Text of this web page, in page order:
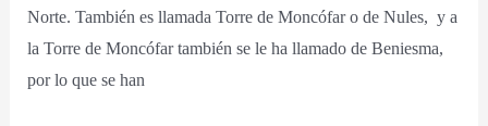
Norte. También es llamada Torre de Moncófar o de Nules, y a
la Torre de Moncófar también se le ha llamado de Beniesma,
por lo que se han